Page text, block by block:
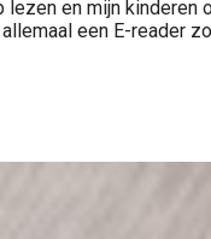
lezen en mijn
een E-reader